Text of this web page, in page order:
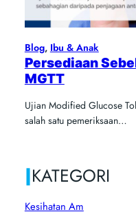
Blog, Ibu & Anak
Persediaan
MGTT
Ujian Modified Glucose
salah satu pemeriksaan…
|KATEGORI
Kesihatan Am